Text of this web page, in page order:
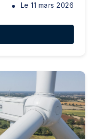
Le 11 mars 2026